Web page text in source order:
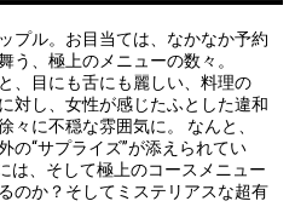
プル。お目当ては、なかなか予約
う、極上のメニューの数々。
、目にも舌にも麗しい、料理の
対し、女性が感じたふとした違和
々に不穏な雰囲気に。 なんと、
の“サプライズ”が添えられてい
は、そして極上のコースメニュー
のか？そしてミステリアスな超有